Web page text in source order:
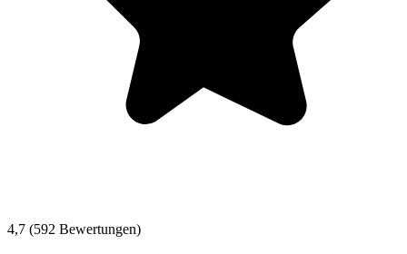
4,7 (592 Bewertungen)